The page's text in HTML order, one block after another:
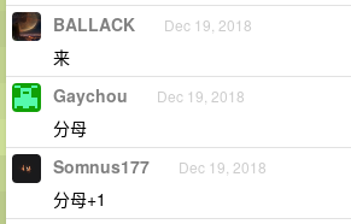
BALLACK Dec 19, 2018
来
Gaychou Dec 19, 2018
分母
Somnus177 Dec 19, 2018
分母+1